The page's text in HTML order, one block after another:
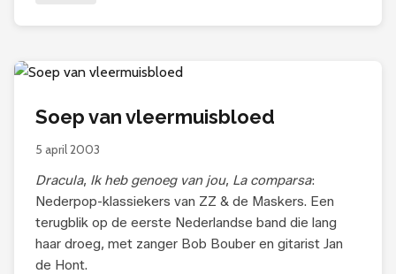
Soep van vleermuisbloed
5 april 2003
Dracula, Ik heb genoeg van jou, La comparsa:
Nederpop-klassiekers van ZZ & de Maskers. Een
terugblik op de eerste Nederlandse band die lang
haar droeg, met zanger Bob Bouber en gitarist Jan
de Hont.